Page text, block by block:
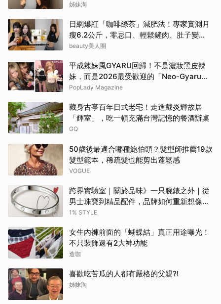
姊妹淘
日網爆紅「咖啡綠茶」減肥法！專家實測月
瘦6.2公斤，零忌口、輕鬆鏟肉、肚子變
小！
beauty美人圈
平成辣妹風GYARU回歸！不是濃妝黑皮辣
妹，而是2026最受歡迎的「Neo-Gyaru」
穿搭，把平成DNA穿進日常
PopLady Magazine
藏身古亭百年日式老宅！走進戴炎輝故居
「輝室」，吃一頓充滿台灣記憶的餐酒辦桌
GQ
50歲後最適合哪種鮑伯頭？髮型師推薦19款
髮型範本，稀疏髮也能剪出蓬鬆感
VOGUE
跨界實驗室｜關於品味》一只腕錶之外｜從
男士珠寶到精品配件，品牌如何重新想像當
代男性？
1% STYLE
女生內褲前面的「蝴蝶結」真正用途曝光！
不只裝飾還有2大神功能
造咖
喜歡吃苦瓜的人都有嚴格的父親?!
姊妹淘